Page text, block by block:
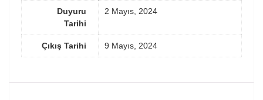
Duyuru
Tarihi
2 Mayıs, 2024
Çıkış Tarihi 9 Mayıs, 2024